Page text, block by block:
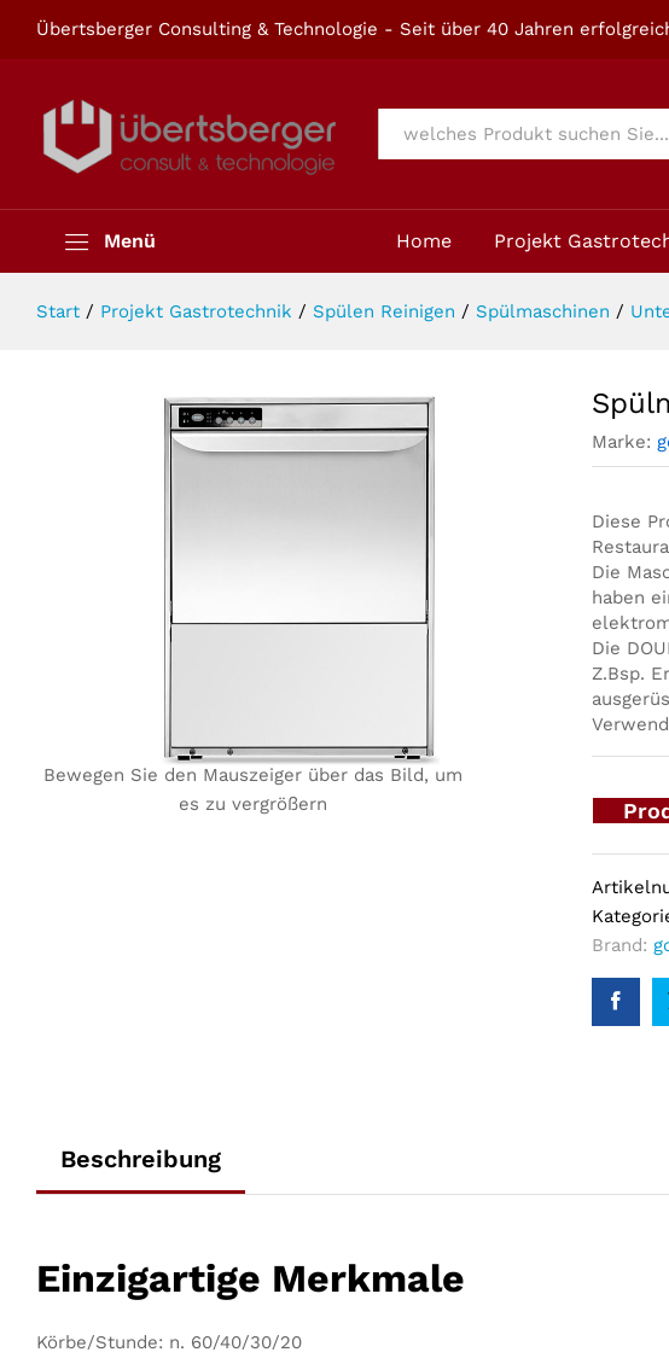
Übertsberger Consulting & Technologie - Seit über 40 Jahren
Alle
Menü
CNS – Möbel – by
Home Projekt
Start / Projekt Gastrotechnik / Spülen Reinigen / Spülmaschinen /
Bewegen Sie den Mauszeiger über das Bild, um
es zu vergrößern
Marke:
Diese
Die
haben
Die
Z.Bsp.
Brand:
Beschreibung
Einzigartige Merkmale
Körbe/Stunde: n. 60/40/30/20
Beschreibung